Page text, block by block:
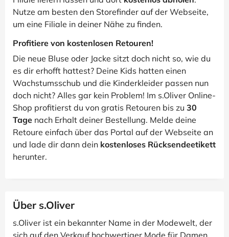
Nutze am besten den Storefinder auf der Webseite,
um eine Filiale in deiner Nähe zu finden.
Profitiere von kostenlosen Retouren!
Die neue Bluse oder Jacke sitzt doch nicht so, wie du
es dir erhofft hattest? Deine Kids hatten einen
Wachstumsschub und die Kinderkleider passen nun
doch nicht? Alles gar kein Problem! Im s.Oliver Online-
Shop profitierst du von gratis Retouren bis zu 30
Tage nach Erhalt deiner Bestellung. Melde deine
Retoure einfach über das Portal auf der Webseite an
und lade dir dann dein kostenloses Rücksendeetikett
herunter.
Über s.Oliver
s.Oliver ist ein bekannter Name in der Modewelt, der
sich auf den Verkauf hochwertiger Mode für Damen,